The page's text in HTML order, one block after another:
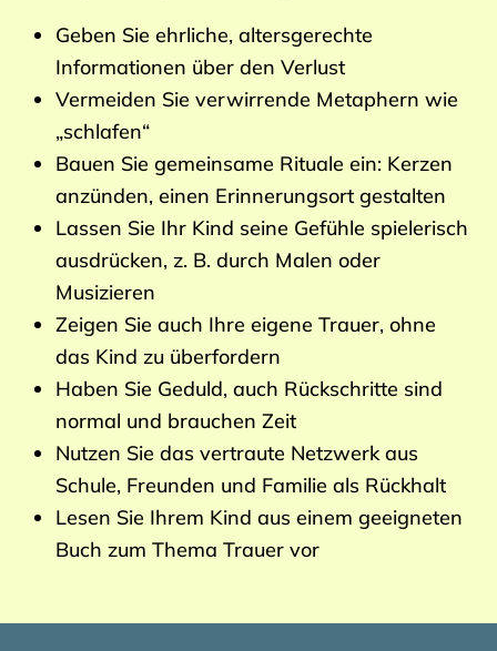
Geben Sie ehrliche, altersgerechte
Informationen über den Verlust
Vermeiden Sie verwirrende Metaphern wie
„schlafen“
Bauen Sie gemeinsame Rituale ein: Kerzen
anzünden, einen Erinnerungsort gestalten
Lassen Sie Ihr Kind seine Gefühle spielerisch
ausdrücken, z. B. durch Malen oder
Musizieren
Zeigen Sie auch Ihre eigene Trauer, ohne
das Kind zu überfordern
Haben Sie Geduld, auch Rückschritte sind
normal und brauchen Zeit
Nutzen Sie das vertraute Netzwerk aus
Schule, Freunden und Familie als Rückhalt
Lesen Sie Ihrem Kind aus einem geeigneten
Buch zum Thema Trauer vor